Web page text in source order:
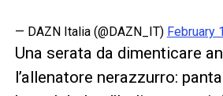
— DAZN Italia (@DAZN_IT) February
Una serata da dimenticare
l’allenatore nerazzurro: